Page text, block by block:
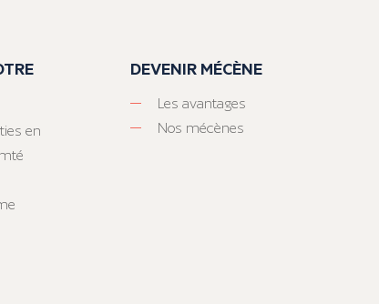
en
DEVENIR MÉCÈNE
Les avantages
Nos mécènes